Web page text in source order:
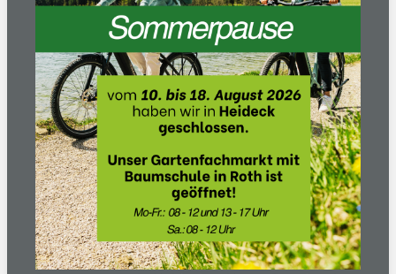
Hochdruckreiniger Haus und Garten
Hochdruckreiniger PW 490
Bildergalerie überspringen